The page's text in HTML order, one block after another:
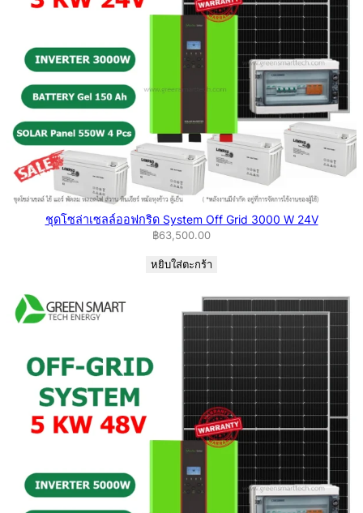
ชุดโซล่าเซลล์ออฟกริด System Off Grid 3000 W 24V
฿63,500.00
หยิบใส่ตะกร้า